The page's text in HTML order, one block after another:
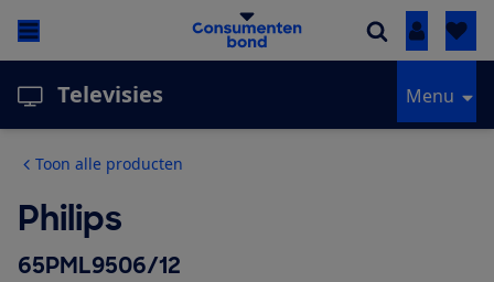
Inloggen
Televisies Menu
Toon alle producten
Philips
65PML9506/12